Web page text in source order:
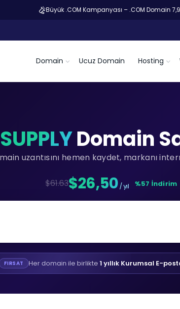
Büyük .COM Kampanyası – .COM Domain
Domain Ucuz Domain Hosting
Domain
uzantısını hemen kaydet, markanı
$61.63$26,50 / yıl %57 İndirim
FIRSAT Her domain ile birlikte 1 yıllık Kurumsal E-